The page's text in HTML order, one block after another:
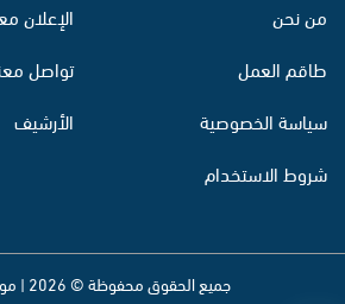
من نحن
طاقم العمل
سياسة الخصوصية
شروط الاستخدام
الإعلان
تواصل
الأرشيف
جميع الحقوق محفوظة © 2026 | موقع الشمس